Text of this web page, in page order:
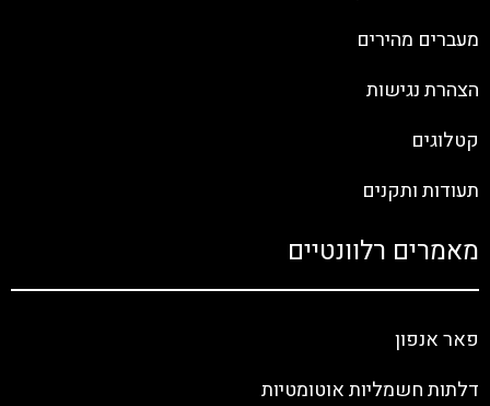
מעברים מהירים
הצהרת נגישות
קטלוגים
תעודות ותקנים
מאמרים רלוונטיים
פאר אנפון
דלתות חשמליות אוטומטיות